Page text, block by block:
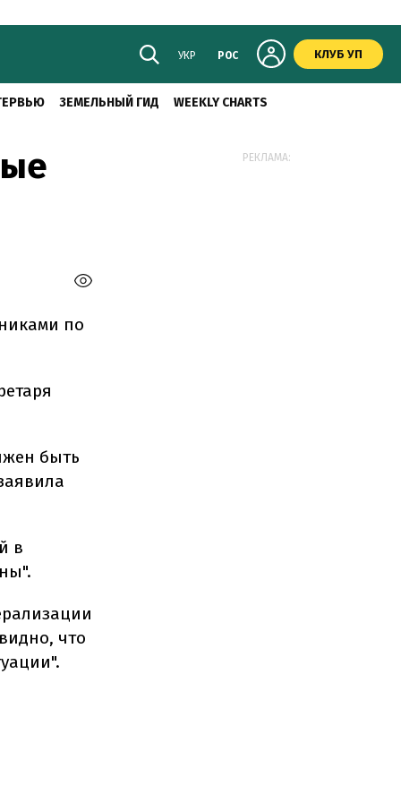
УКР РОС КЛУБ УП
ЗЕМЕЛЬНЫЙ ГИД WEEKLY CHARTS
по
быть
в
что
РЕКЛАМА: